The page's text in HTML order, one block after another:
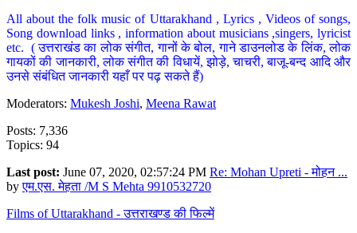
All about the folk music of Uttarakhand , Lyrics , Videos of songs,
Song download links , information about musicians ,singers, lyricist
etc. ( उत्तराखंड का लोक संगीत, गानों के बोल, गाने डाउनलोड के लिंक, लोक
गायकों की जानकारी, लोक संगीत की विधायें, झोड़े, चाचरी, बाजू-बन्द आदि और
उनसे संबंधित जानकारी यहाँ पर पढ़ सकते हैं)
Moderators: Mukesh Joshi, Meena Rawat
Posts: 7,336
Topics: 94
Last post: June 07, 2020, 02:57:24 PM Re: Mohan Upreti - मोहन ...
byएम.एस. मेहता /M S Mehta 9910532720
Films of Uttarakhand - उत्तराखण्ड की फिल्में